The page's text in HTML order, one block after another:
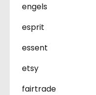
engels
esprit
essent
etsy
fairtrade